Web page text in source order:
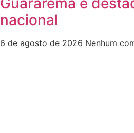
nacional
6 de agosto de 2026 Nenhum